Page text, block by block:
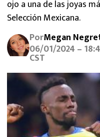
FUTBOL INTERNACIONAL
MEXICANOS EN EL
FUTBOL ESTUFA
FÓRMULA 1
BOXEO
ojo a una de las joyas
Selección Mexicana.
PorMegan
06/01/2024 –
CST